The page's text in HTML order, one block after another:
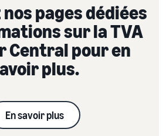
pages dédiées
sur la TVA
Central pour en
plus.
En savoir plus